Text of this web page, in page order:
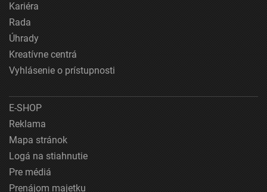
Kariéra
Rada
Úhrady
Kreatívne centrá
Vyhlásenie o prístupnosti
E-SHOP
Reklama
Mapa stránok
Logá na stiahnutie
Pre médiá
Prenájom majetku